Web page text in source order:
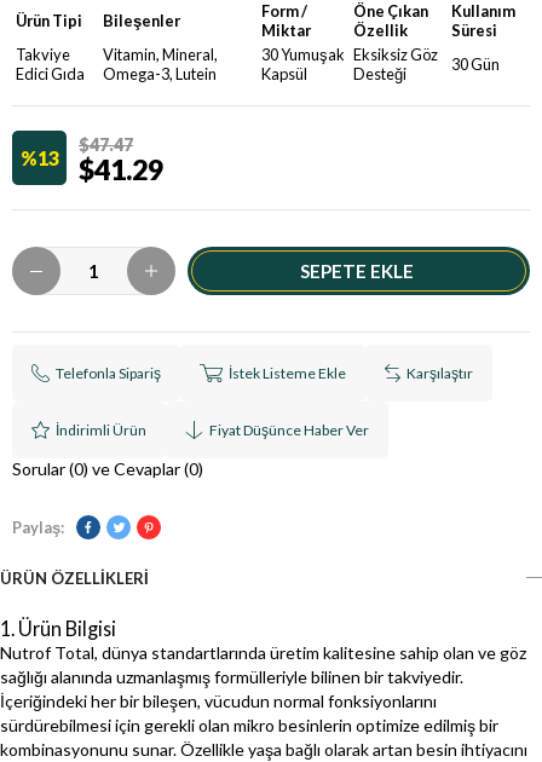
Ürün Tipi Bileşenler
Form /
Miktar
Öne Çıkan
Özellik
Kullanım
Süresi
Takviye
Edici Gıda
Vitamin, Mineral,
Omega-3, Lutein
30 Yumuşak
Kapsül
Eksiksiz Göz
Desteği
30 Gün
13
$47.47
$41.29
Telefonla Sipariş İstek Listeme Ekle Karşılaştır
İndirimli Ürün Fiyat Düşünce Haber Ver
Sorular (0) ve Cevaplar (0)
Paylaş:
ÜRÜN ÖZELLIKLERI
1. Ürün Bilgisi
Nutrof Total, dünya standartlarında üretim kalitesine sahip olan ve göz
sağlığı alanında uzmanlaşmış formülleriyle bilinen bir takviyedir.
İçeriğindeki her bir bileşen, vücudun normal fonksiyonlarını
sürdürebilmesi için gerekli olan mikro besinlerin optimize edilmiş bir
kombinasyonunu sunar. Özellikle yaşa bağlı olarak artan besin ihtiyacını